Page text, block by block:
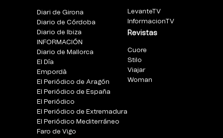
Diari de Girona
Diario de Córdoba
Diario de Ibiza
INFORMACIÓN
Diario de Mallorca
El Día
Empordà
El Periódico de Aragón
El Periódico de España
El Periódico
El Periódico de Extremadura
El Periódico Mediterráneo
Faro de Vigo
LevanteTV
InformacionTV
Revistas
Cuore
Stilo
Viajar
Woman